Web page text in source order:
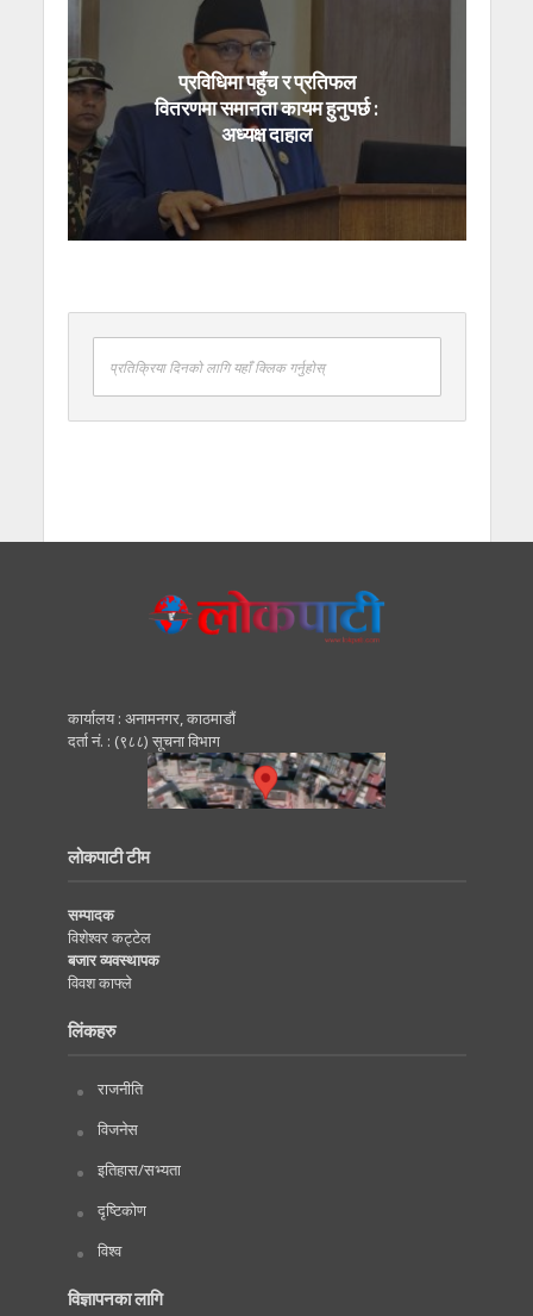
प्रविधिमा पहुँच र प्रतिफल
वितरणमा समानता कायम हुनुपर्छ :
अध्यक्ष दाहाल
प्रतिक्रिया दिनको लागि यहाँ क्लिक गर्नुहोस्
कार्यालय : अनामनगर, काठमाडाैं
दर्ता नं. : (९८८) सूचना विभाग
लोकपाटी टीम
सम्पादक
विशेश्वर कट्टेल
बजार व्यवस्थापक
विवश काफ्ले
लिंकहरु
राजनीति
विजनेस
इतिहास/सभ्यता
दृष्टिकोण
विश्व
विज्ञापनका लागि